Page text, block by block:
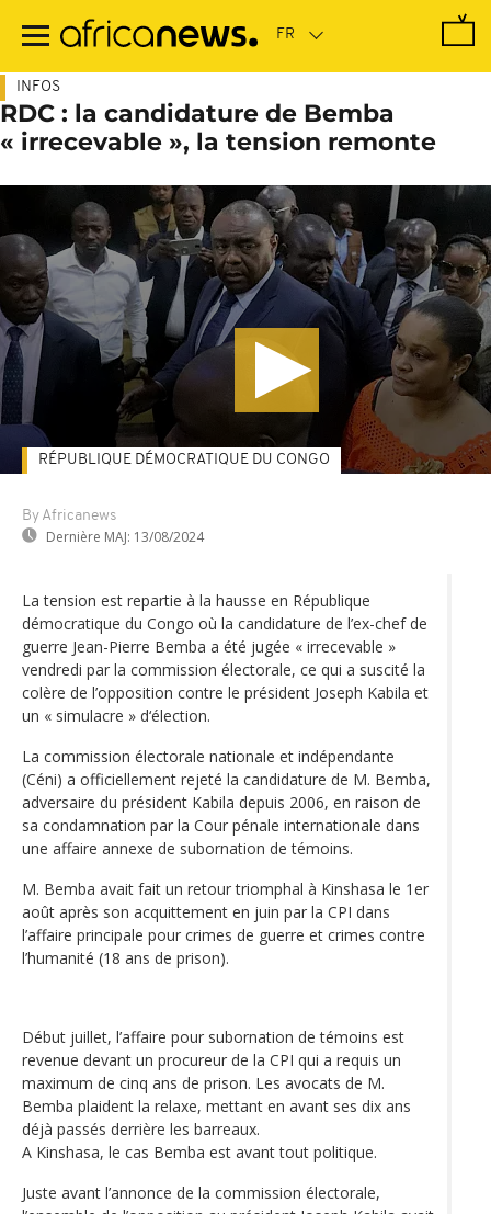
contenu
INFOS
RDC : la candidature de Bemba
« irrecevable », la tension remonte
By Africanews
Dernière MAJ: 13/08/2024
RÉPUBLIQUE DÉMOCRATIQUE DU CONGO
La tension est repartie à la hausse en République
démocratique du Congo où la candidature de l’ex-chef de
guerre Jean-Pierre Bemba a été jugée « irrecevable »
vendredi par la commission électorale, ce qui a suscité la
colère de l’opposition contre le président Joseph Kabila et
un « simulacre » d‘élection.
La commission électorale nationale et indépendante
(Céni) a officiellement rejeté la candidature de M. Bemba,
adversaire du président Kabila depuis 2006, en raison de
sa condamnation par la Cour pénale internationale dans
une affaire annexe de subornation de témoins.
M. Bemba avait fait un retour triomphal à Kinshasa le 1er
août après son acquittement en juin par la CPI dans
l’affaire principale pour crimes de guerre et crimes contre
l’humanité (18 ans de prison).
Début juillet, l’affaire pour subornation de témoins est
revenue devant un procureur de la CPI qui a requis un
maximum de cinq ans de prison. Les avocats de M.
Bemba plaident la relaxe, mettant en avant ses dix ans
déjà passés derrière les barreaux.
A Kinshasa, le cas Bemba est avant tout politique.
Juste avant l’annonce de la commission électorale,